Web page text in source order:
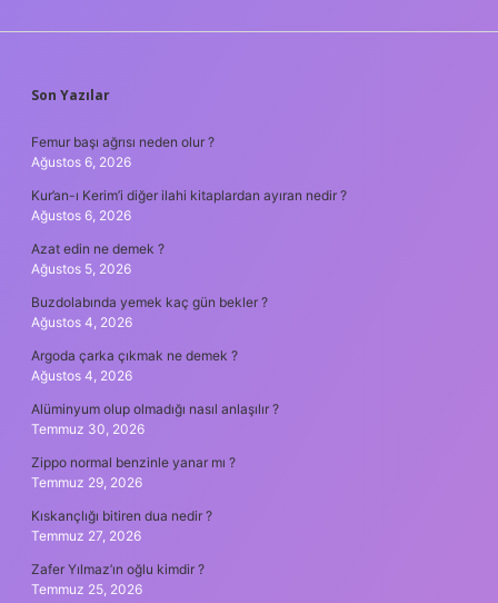
SIDEBAR
Son Yazılar
Femur başı ağrısı neden olur ?
Ağustos 6, 2026
Kur’an-ı Kerim’i diğer ilahi kitaplardan ayıran nedir ?
Ağustos 6, 2026
Azat edin ne demek ?
Ağustos 5, 2026
Buzdolabında yemek kaç gün bekler ?
Ağustos 4, 2026
Argoda çarka çıkmak ne demek ?
Ağustos 4, 2026
Alüminyum olup olmadığı nasıl anlaşılır ?
Temmuz 30, 2026
Zippo normal benzinle yanar mı ?
Temmuz 29, 2026
Kıskançlığı bitiren dua nedir ?
Temmuz 27, 2026
Zafer Yılmaz’ın oğlu kimdir ?
Temmuz 25, 2026